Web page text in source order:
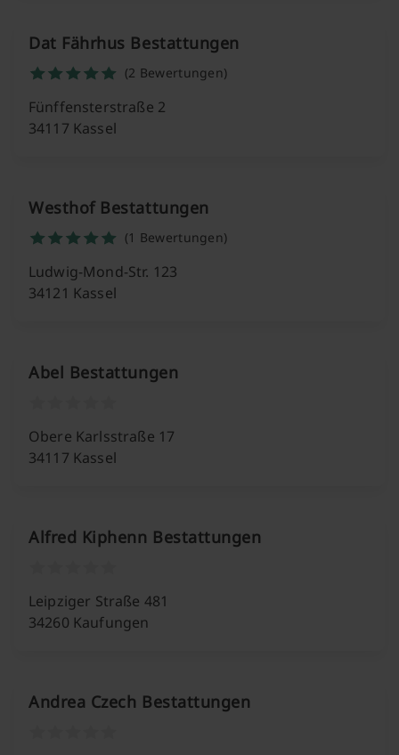
Dat Fährhus Bestattungen
(2 Bewertungen)
Fünffensterstraße 2
34117 Kassel
Westhof Bestattungen
(1 Bewertungen)
Ludwig-Mond-Str. 123
34121 Kassel
Abel Bestattungen
Obere Karlsstraße 17
34117 Kassel
Alfred Kiphenn Bestattungen
Leipziger Straße 481
34260 Kaufungen
Andrea Czech Bestattungen